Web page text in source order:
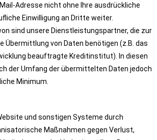
Adresse nicht ohne Ihre ausdrückliche
Einwilligung an Dritte weiter.
sind unsere Dienstleistungspartner, die zur
Übermittlung von Daten benötigen (z.B. das
beauftragte Kreditinstitut). In diesen
der Umfang der übermittelten Daten jedoch
Minimum.
und sonstigen Systeme durch
Maßnahmen gegen Verlust,